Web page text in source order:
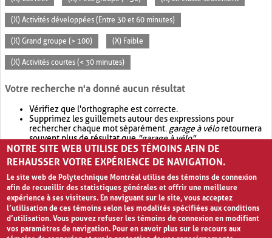
(X) Activités développées (Entre 30 et 60 minutes)
(X) Grand groupe (> 100) (X) Faible
(X) Activités courtes (< 30 minutes)
Votre recherche n'a donné aucun résultat
Vérifiez que l'orthographe est correcte.
Supprimez les guillemets autour des expressions pour
rechercher chaque mot séparément. garage à véloretournera
souvent plus de résultat que"garage à vélo".
Envisagez d'élargir votre recherche avec OR.garage OR vélo
retournera souvent plus de résultat quegarage à vélo
NOTRE SITE WEB UTILISE DES TÉMOINS AFIN DE
REHAUSSER VOTRE EXPÉRIENCE DE NAVIGATION.
Le site web de Polytechnique Montréal utilise des témoins de connexion
afin de recueillir des statistiques générales et offrir une meilleure
expérience à ses visiteurs. En naviguant sur le site, vous acceptez
l’utilisation de ces témoins selon les modalités spécifiées aux conditions
d’utilisation. Vous pouvez refuser les témoins de connexion en modifiant
vos paramètres de navigation. Pour en savoir plus sur le recours aux